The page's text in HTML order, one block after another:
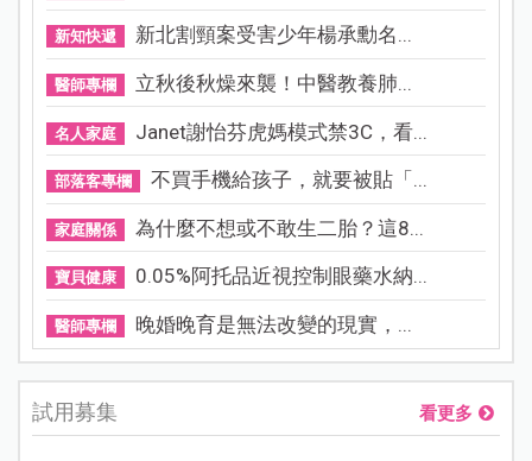
新知快遞 新北割頸案受害少年楊承勳名...
醫師專欄 立秋後秋燥來襲！中醫教養肺...
名人家庭 Janet謝怡芬虎媽模式禁3C，看...
部落客專欄 不買手機給孩子，就要被貼「...
家庭關係 為什麼不想或不敢生二胎？這8...
寶貝健康 0.05%阿托品近視控制眼藥水納...
醫師專欄 晚婚晚育是無法改變的現實，...
試用募集 看更多